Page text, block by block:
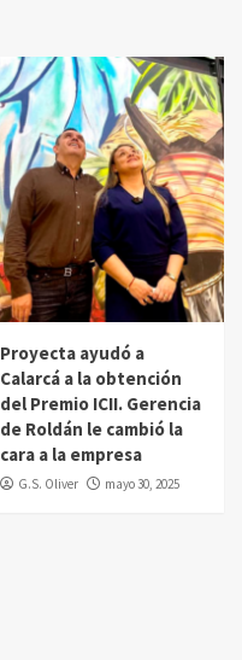
Proyecta ayudó a
Calarcá a la obtención
del Premio ICII. Gerencia
de Roldán le cambió la
cara a la empresa
G.S. Oliver mayo 30, 2025